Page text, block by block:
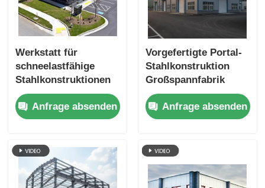
Werkstatt für
schneelastfähige
Stahlkonstruktionen
für den Bau von
Fabriken in kalten
Regionen
Anfrage absenden
Vorgefertigte Portal-
Stahlkonstruktion
Großspannfabrik
Lagerhausbau
Anfrage absenden